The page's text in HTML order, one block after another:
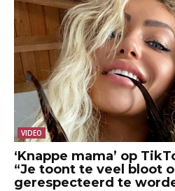
VIDEO
‘Knappe mama’ op
“Je toont te veel bloot
gerespecteerd te